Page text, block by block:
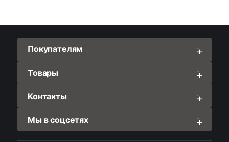
Покупателям
Товары
Контакты
Мы в соцсетях